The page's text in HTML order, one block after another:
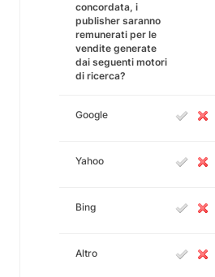
concordata, i
publisher saranno
remunerati per le
vendite generate
dai seguenti motori
di ricerca?
Google
Yahoo
Bing
Altro